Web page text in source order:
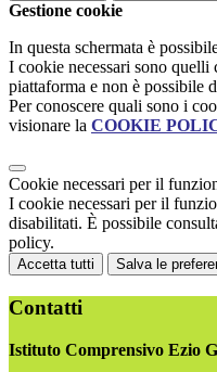
Gestione cookie
In questa schermata è
I cookie necessari sono
piattaforma e non è possibile
Per conoscere quali sono i
visionare la COOKIE
Cookie necessari per il
I cookie necessari per il
disabilitati. È possibile
policy.
Accetta tutti Salva le
Contatti
Istituto Comprensivo Ezio